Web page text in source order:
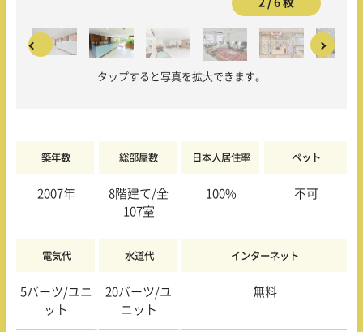
タップすると写真を拡大できます。
築年数 総部屋数 日本人居住率 ペット
2007年
8階建て/全
107室
100% 不可
電気代 水道代 インターネット
5バーツ/ユニ
ット
20バーツ/ユ
ニット
無料